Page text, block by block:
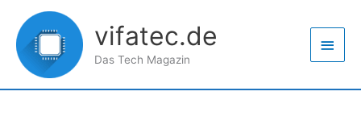
Inhalt
springen
vifatec.de
Das Tech Magazin